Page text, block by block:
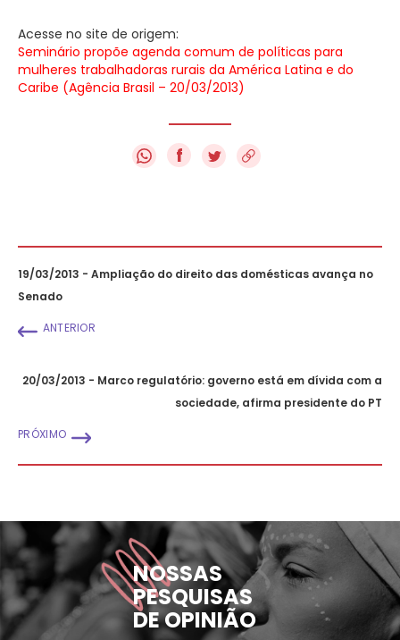
Acesse no site de origem:
Seminário propõe agenda comum de políticas para
mulheres trabalhadoras rurais da América Latina e do
Caribe (Agência Brasil – 20/03/2013)
f
19/03/2013 - Ampliação do direito das domésticas avança no
Senado
ANTERIOR
20/03/2013 - Marco regulatório: governo está em dívida com a
sociedade, afirma presidente do PT
PRÓXIMO
NOSSAS
PESQUISAS
DE OPINIÃO